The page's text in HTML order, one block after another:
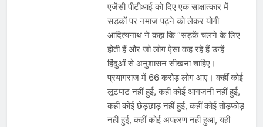
एजेंसी पीटीआई को दिए एक साक्षात्कार में
सड़कों पर नमाज पढ़ने को लेकर योगी
आदित्यनाथ ने कहा कि “सड़कें चलने के लिए
होती हैं और जो लोग ऐसा कह रहे हैं उन्हें
हिंदुओं से अनुशासन सीखना चाहिए।
प्रयागराज में 66 करोड़ लोग आए। कहीं कोई
लूटपाट नहीं हुई, कहीं कोई आगजनी नहीं हुई,
कहीं कोई छेड़छाड़ नहीं हुई, कहीं कोई तोड़फोड़
नहीं हुई, कहीं कोई अपहरण नहीं हुआ, यही